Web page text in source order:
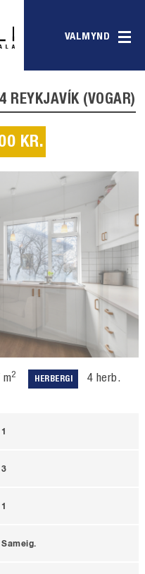
VALMYND
REYKJAVÍK (VOGAR)
KR.
m2 HERBERGI 4 herb.
1
3
1
Sameig.